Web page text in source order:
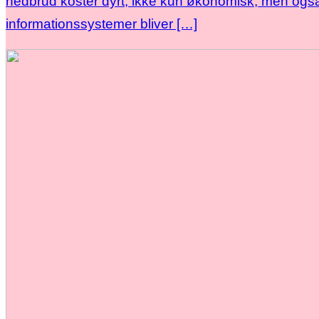
informationssystemer bliver […]